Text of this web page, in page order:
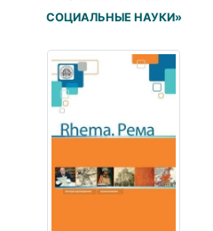
СОЦИАЛЬНЫЕ НАУКИ»